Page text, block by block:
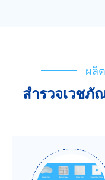
ผลิ
สำรวจเวช